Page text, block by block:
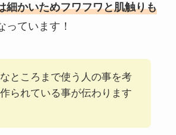
細かいためフワフワと肌触りも
っています！
ところまで使う人の事を考
られている事が伝わります